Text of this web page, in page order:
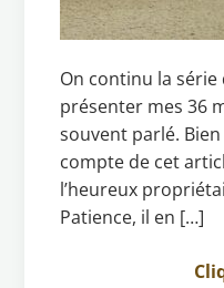
On continu la série
présenter mes 36
souvent parlé.
compte de cet
l’heureux
Patience, il en […]